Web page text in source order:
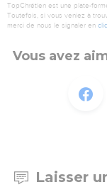
TopChrétien est une plate-
Toutefois, si vous veniez à
merci de nous le signaler en
Vous avez
Laisser